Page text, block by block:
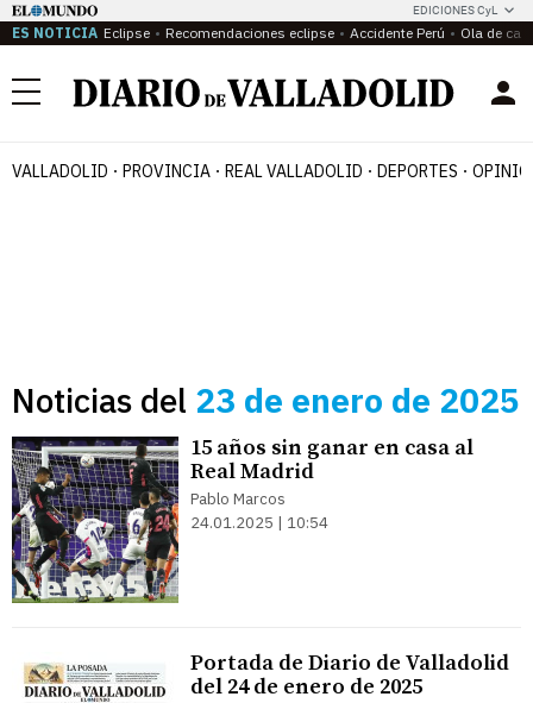
EDICIONES CyL
ES NOTICIA Eclipse Recomendaciones eclipse Accidente Perú Ola de
Menú
VALLADOLID PROVINCIA REAL VALLADOLID DEPORTES
Noticias del 23 de enero de 2025
15 años sin ganar en casa al
Real Madrid
Pablo Marcos
24.01.2025 | 10:54
Portada de Diario de Valladolid
del 24 de enero de 2025